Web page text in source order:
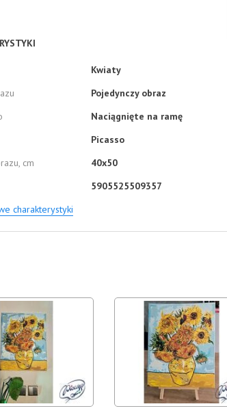
Kwiaty
Pojedynczy obraz
Naciągnięte na ramę
Picasso
cm
40x50
5905525509357
charakterystyki